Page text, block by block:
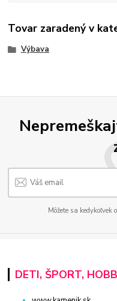
Tovar zaradený v
Výbava
Môžete sa
DETI, ŠPORT,